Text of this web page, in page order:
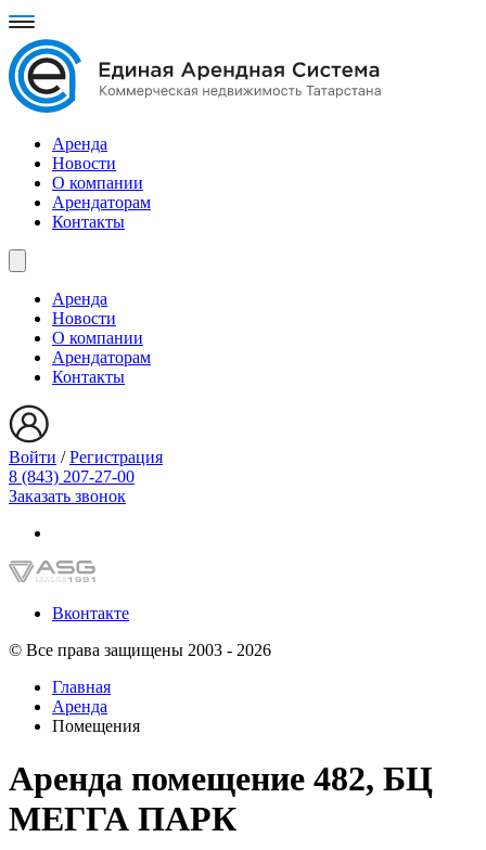
Аренда
Новости
О компании
Арендаторам
Контакты
Аренда
Новости
О компании
Арендаторам
Контакты
Войти /Регистрация
8 (843) 207-27-00
Заказать звонок
Вконтакте
© Все права защищены 2003 - 2026
Главная
Аренда
Помещения
Аренда помещение 482, БЦ
МЕГГА ПАРК